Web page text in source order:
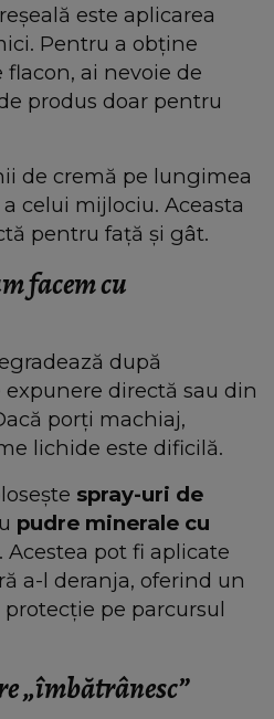
este aplicarea
Pentru a obține
ai nevoie de
produs doar pentru
de cremă pe lungimea
celui mijlociu. Aceasta
pentru față și gât.
facem cu
după
directă sau din
porți machiaj,
lichide este dificilă.
spray-uri de
pudre minerale cu
. Acestea pot fi aplicate
a-l deranja, oferind un
pe parcursul
„îmbătrânesc”